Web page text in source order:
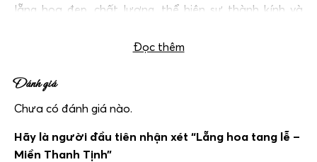
lẵng hoa đẹp, chất lượng, thể hiện sự thành kính và
Đọc thêm
Đánh giá
Chưa có đánh giá nào.
Hãy là người đầu tiên nhận xét “Lẵng hoa tang lễ –
Miền Thanh Tịnh”